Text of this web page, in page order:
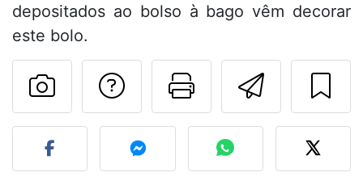
depositados ao bolso à bago vêm decorar
este bolo.
Imprima
Falar com o autor
Fez esta receita?